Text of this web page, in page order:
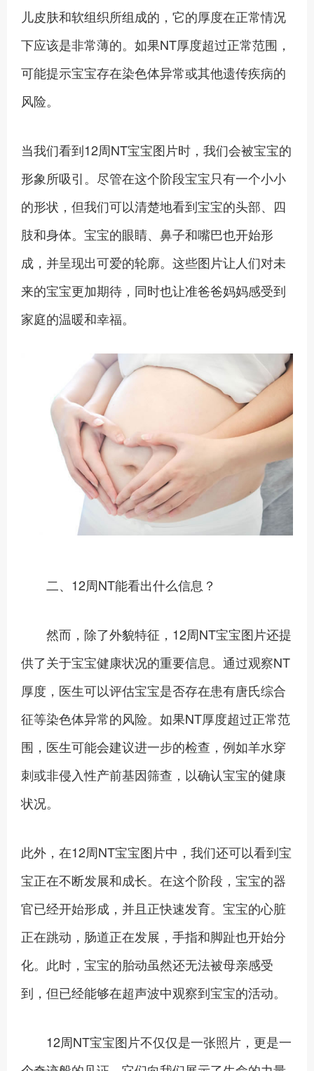
儿皮肤和软组织所组成的，它的厚度在正常情况
下应该是非常薄的。如果NT厚度超过正常范围，
可能提示宝宝存在染色体异常或其他遗传疾病的
风险。
当我们看到12周NT宝宝图片时，我们会被宝宝的
形象所吸引。尽管在这个阶段宝宝只有一个小小
的形状，但我们可以清楚地看到宝宝的头部、四
肢和身体。宝宝的眼睛、鼻子和嘴巴也开始形
成，并呈现出可爱的轮廓。这些图片让人们对未
来的宝宝更加期待，同时也让准爸爸妈妈感受到
家庭的温暖和幸福。
二、12周NT能看出什么信息？
然而，除了外貌特征，12周NT宝宝图片还提
供了关于宝宝健康状况的重要信息。通过观察NT
厚度，医生可以评估宝宝是否存在患有唐氏综合
征等染色体异常的风险。如果NT厚度超过正常范
围，医生可能会建议进一步的检查，例如羊水穿
刺或非侵入性产前基因筛查，以确认宝宝的健康
状况。
此外，在12周NT宝宝图片中，我们还可以看到宝
宝正在不断发展和成长。在这个阶段，宝宝的器
官已经开始形成，并且正快速发育。宝宝的心脏
正在跳动，肠道正在发展，手指和脚趾也开始分
化。此时，宝宝的胎动虽然还无法被母亲感受
到，但已经能够在超声波中观察到宝宝的活动。
12周NT宝宝图片不仅仅是一张照片，更是一